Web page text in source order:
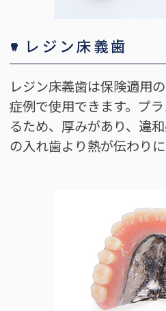
レジン床義歯
レジン床義歯は保険適用
症例で使用できます。プ
るため、厚みがあり、違
の入れ歯より熱が伝わり